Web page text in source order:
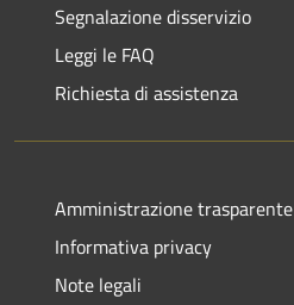
Segnalazione disservizio
Leggi le FAQ
Richiesta di assistenza
Amministrazione trasparente
Informativa privacy
Note legali